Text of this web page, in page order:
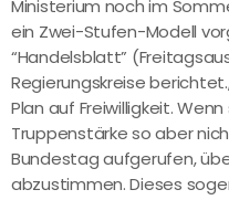
Ministerium noch im
ein Zwei-Stufen-Modell
“Handelsblatt”
Regierungskreise
Plan auf Freiwilligkeit.
Truppenstärke so aber
Bundestag aufgerufen,
abzustimmen. Dieses